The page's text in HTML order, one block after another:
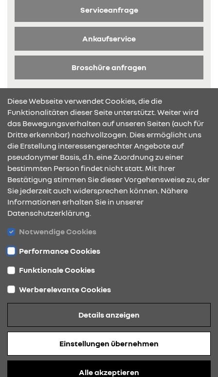
Serviceanfrage
Ankaufservice
Broschüre anfragen
KONTAKT & ANFAHRT
ÖFFNUNGSZEITEN
Datenschutz
Impressum
Diese Webseite verwendet Cookies, die die
Funktionalitäten dieser Seite unterstützt. Weiter wird
das Bewegungsverhalten auf unseren Seiten (auch für
Dritte erkennbar) nachvollzogen. Dies ermöglicht uns
die Erstellung interessengerechter Angebote auf
pseudonymer Basis, d.h. eine Zuordnung zu einer
bestimmten Person findet nicht statt. Mit Ihrer
Bestätigung stimmen Sie dieser Vorgehensweise zu, der
Sie jederzeit auch widersprechen können. Nähere
Informationen erhalten Sie in unserer
Datenschutzerklärung.
Notwendige Cookies
Performance Cookies
Funktionale Cookies
Werberelevante Cookies
Details anzeigen
Einstellungen übernehmen
Alle akzeptieren